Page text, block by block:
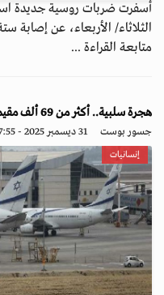
أسفرت ضربات روسية جديدة
الثلاثاء/ الأربعاء، عن
متابعة القراءة ...
هجرة سلبية.. أكثر من 69 ألف مقيم يغادرون إسرائيل في 2025
جسور بوست 31 ديسمبر 2025 - 17:55
إنسانيات